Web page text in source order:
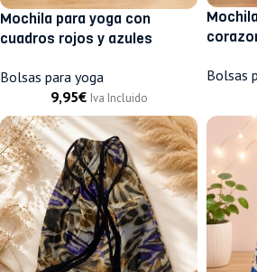
Mochila para yoga con
cuadros rojos y azules
Bolsas para yoga
9,95€ Iva Incluido
Bolsas